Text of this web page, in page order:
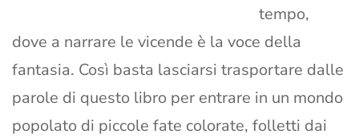
tempo,
dove a narrare le vicende è la voce della
fantasia. Così basta lasciarsi trasportare dalle
parole di questo libro per entrare in un mondo
popolato di piccole fate colorate, folletti dai